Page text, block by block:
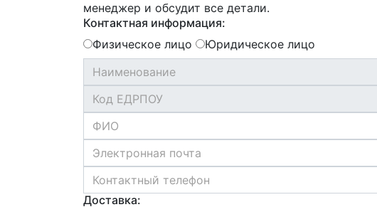
менеджер и обсудит все детали.
Контактная информация:
Физическое лицо
Юридическое лицо
Доставка: